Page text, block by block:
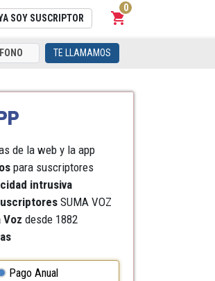
SOY SUSCRIPTOR shopping_cart
Carrito
0
TE LLAMAMOS
de la web y la app
para suscriptores
intrusiva
SUMA VOZ
desde 1882
Pago Anual